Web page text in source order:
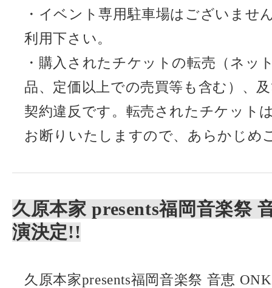
・イベント専用駐車場はございませ
利用下さい。
・購入されたチケットの転売（ネッ
品、定価以上での売買等も含む）、
契約違反です。転売されたチケット
お断りいたしますので、あらかじめ
久原本家 presents福岡音楽祭
演決定!!
久原本家presents福岡音楽祭 音恵